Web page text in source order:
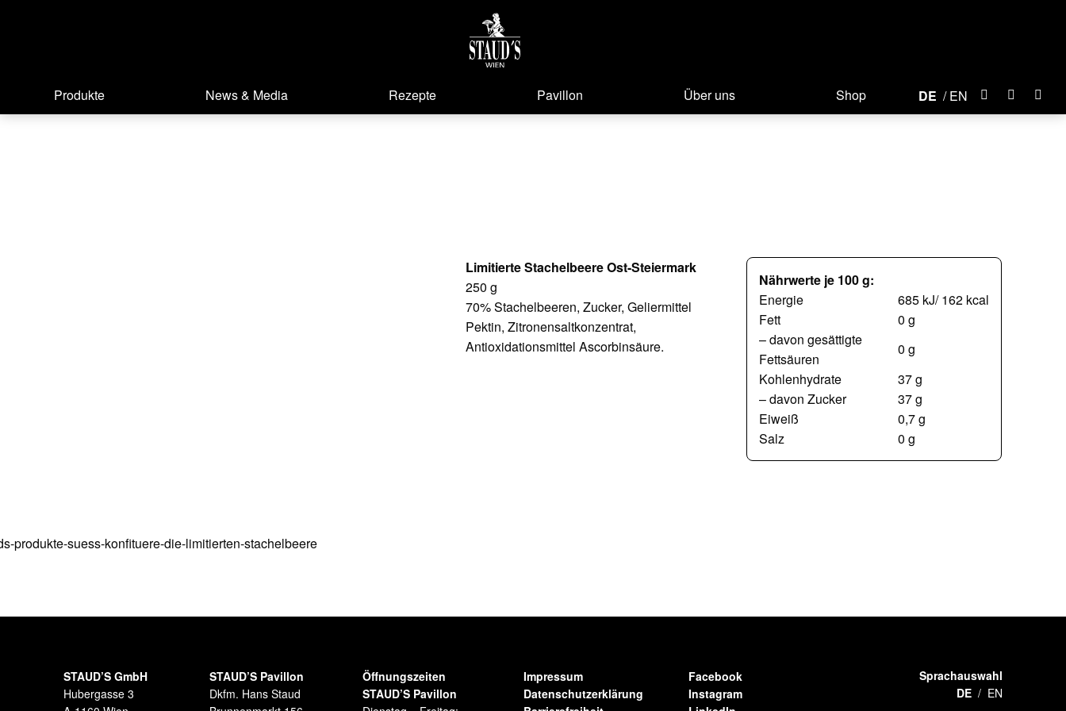
Produkte News & Media Rezepte Pavillon Über uns Shop DE EN
Limitierte Stachelbeere Ost-Steiermark
250 g
70% Stachelbeeren, Zucker, Geliermittel
Pektin, Zitronensaltkonzentrat,
Antioxidationsmittel Ascorbinsäure.
Nährwerte je 100 g:
Energie
685 kJ/ 162 kcal
Fett
0 g
– davon gesättigte
Fettsäuren
0 g
Kohlenhydrate
37 g
– davon Zucker
37 g
Eiweiß
0,7 g
Salz
0 g
STAUD’S GmbH
Hubergasse 3
STAUD’S Pavillon
Dkfm. Hans Staud
Öffnungszeiten
STAUD’S Pavillon
Impressum
Datenschutzerklärung
Facebook
Instagram
Sprachauswahl
DE
EN